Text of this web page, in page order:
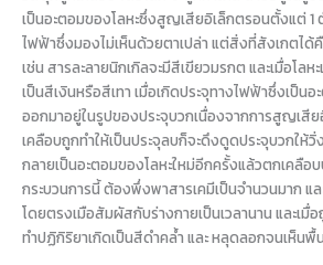
เป็นอะตอมของโลหะซึ่งสูญเสียอิเล็กตรอนตั้งแต่ 1
ไฟฟ้าซึ่งมองไม่เห็นด้วยตาเปล่า แต่สิ่งที่สังเกตได้
เช่น สารละลายนิกเกิลจะมีสีเขียวมรกต และเมื่อโล
เป็นสีเงินหรือสีเทา เมื่อเกิดประจุทางไฟฟ้าซึ่งเป็นอ
ออกมาอยู่ในรูปของประจุบวกเนื่องจากการสูญเสี
เคลือบถูกทำให้เป็นประจุลบก็จะดึงดูดประจุบวกให้วิ่
กลายเป็นอะตอมของโลหะใหม่อีกครั้งแล้วตกเคลือ
กระบวนการนี้ ต้องพึ่งพาสารเคมีเป็นจำนวนมาก แ
โดยตรงเมือสัมผัสกับร่างกายเป็นเวลานาน และเมื่
ทำปฏิกิริยาเกิดเป็นสีดำคล้ำ และ หลุดลอกจนเห็น